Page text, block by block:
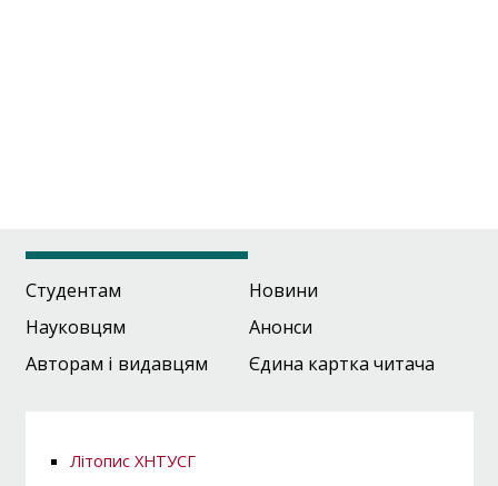
Студентам
Науковцям
Авторам і видавцям
Новини
Анонси
Єдина картка читача
Літопис ХНТУСГ